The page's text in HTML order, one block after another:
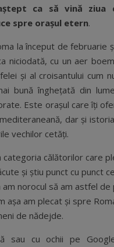
ca să vină ziua
spre orașul etern.
la început de februarie
niciodată, cu un aer
și al croisantului cum
bună înghețată din
Este orașul care îţi
dar și
vechilor cetăţi.
categoria călătorilor care
și știu punct cu punct
norocul să am astfel de
așa am plecat și spre
de nădejde.
sau cu ochii pe